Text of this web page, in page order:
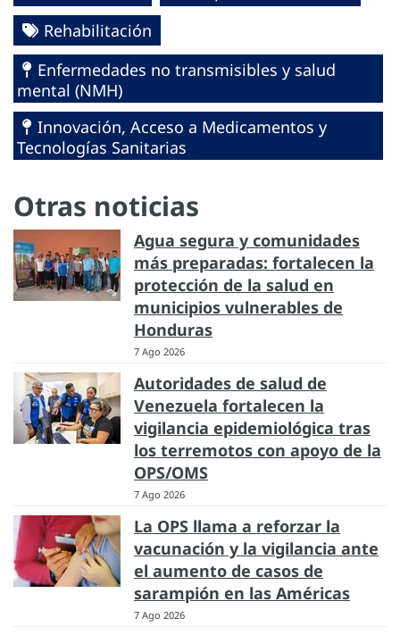
Rehabilitación
Enfermedades no transmisibles y salud
mental (NMH)
Innovación, Acceso a Medicamentos y
Tecnologías Sanitarias
Otras noticias
Agua segura y comunidades
más preparadas: fortalecen la
protección de la salud en
municipios vulnerables de
Honduras
7 Ago 2026
Autoridades de salud de
Venezuela fortalecen la
vigilancia epidemiológica tras
los terremotos con apoyo de la
OPS/OMS
7 Ago 2026
La OPS llama a reforzar la
vacunación y la vigilancia ante
el aumento de casos de
sarampión en las Américas
7 Ago 2026